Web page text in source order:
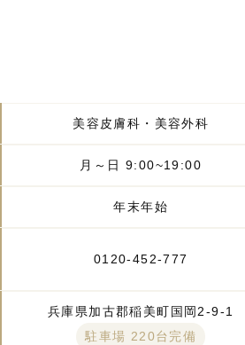
美容皮膚科・美容外科
月～日 9:00~19:00
年末年始
0120-452-777
兵庫県加古郡稲美町国岡2-9-1
駐車場 220台完備